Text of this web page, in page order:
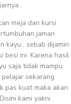
.
meja dan kursi
jaman
kayu , sebab dijamin
besi ini. Karena hasil
saja tidak mampu
sekarang
pas kuat maka akan
kami yakni